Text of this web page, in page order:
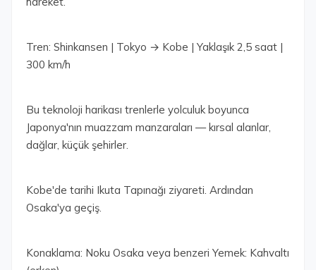
Tren: Shinkansen | Tokyo → Kobe | Yaklaşık 2,5 saat |
300 km/h
Bu teknoloji harikası trenlerle yolculuk boyunca
Japonya'nın muazzam manzaraları — kırsal alanlar,
dağlar, küçük şehirler.
Kobe'de tarihi Ikuta Tapınağı ziyareti. Ardından
Osaka'ya geçiş.
Konaklama: Noku Osaka veya benzeri Yemek: Kahvaltı